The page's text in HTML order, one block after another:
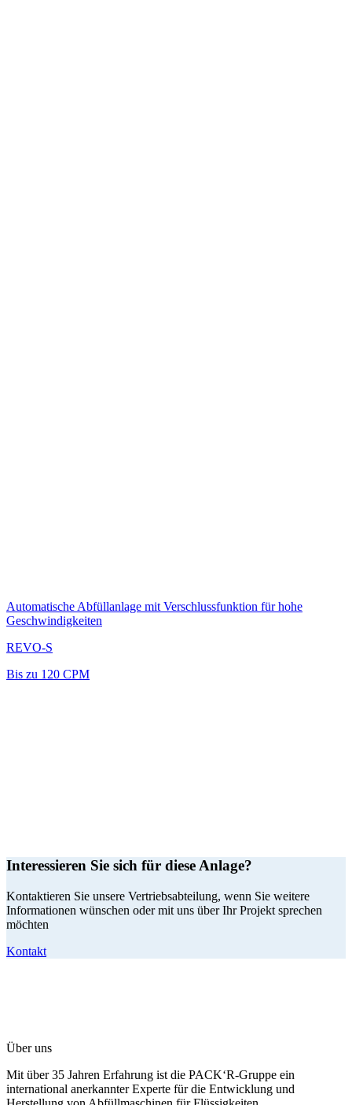
Automatische Abfüllanlage mit Verschlussfunktion für hohe
Geschwindigkeiten
REVO-S
Bis zu 120 CPM
Interessieren Sie sich für diese Anlage?
Kontaktieren Sie unsere Vertriebsabteilung, wenn Sie weitere
Informationen wünschen oder mit uns über Ihr Projekt sprechen
möchten
Kontakt
Über uns
Mit über 35 Jahren Erfahrung ist die PACK‘R-Gruppe ein
international anerkannter Experte für die Entwicklung und